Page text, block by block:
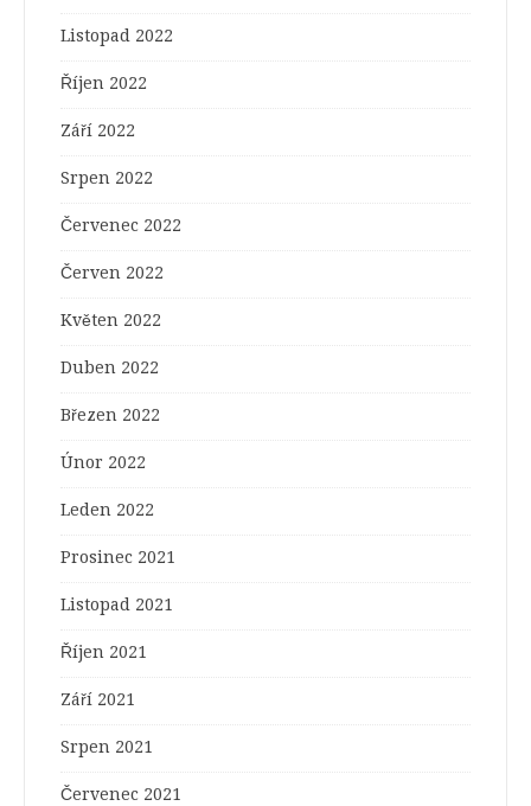
Listopad 2022
Říjen 2022
Září 2022
Srpen 2022
Červenec 2022
Červen 2022
Květen 2022
Duben 2022
Březen 2022
Únor 2022
Leden 2022
Prosinec 2021
Listopad 2021
Říjen 2021
Září 2021
Srpen 2021
Červenec 2021